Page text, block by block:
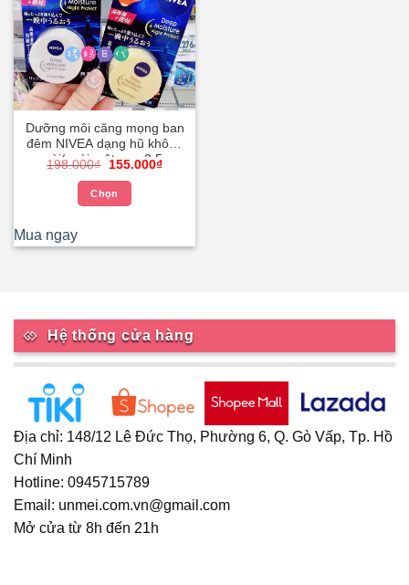
Dưỡng môi căng mọng ban
đêm NIVEA dạng hũ không
mùi/ mùi mật ong 3.5g
Nivea
198.000₫
Giá
198.000₫.
155.000₫Giá
Chọn
này
thể.
Các
tùy
chọn
có
được
trên
trang
sản
Mua ngay
Hệ thống cửa hàng
Địa chỉ: 148/12 Lê Đức Thọ, Phường 6, Q. Gò Vấp, Tp. Hồ
Chí Minh
Hotline: 0945715789
Email: unmei.com.vn@gmail.com
Mở cửa từ 8h đến 21h